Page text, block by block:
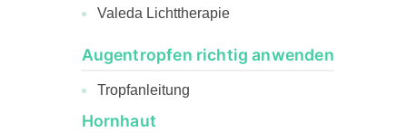
Valeda Lichttherapie
Augentropfen richtig anwenden
Tropfanleitung
Hornhaut